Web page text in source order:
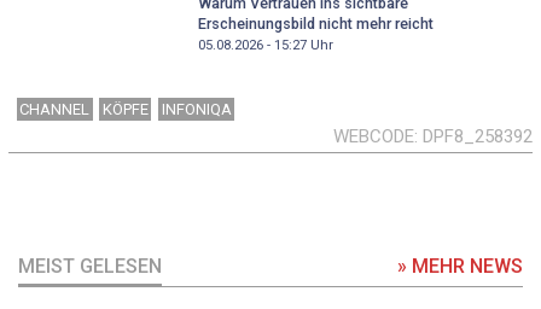
Erscheinungsbild nicht mehr reicht
05.08.2026 - 15:27Uhr
CHANNEL KÖPFE INFONIQA
WEBCODE DPF8_258392
MEIST GELESEN » MEHR NEWS